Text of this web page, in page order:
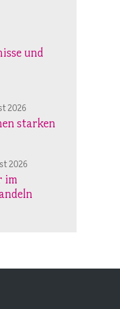
und
2026
starken
2026
im